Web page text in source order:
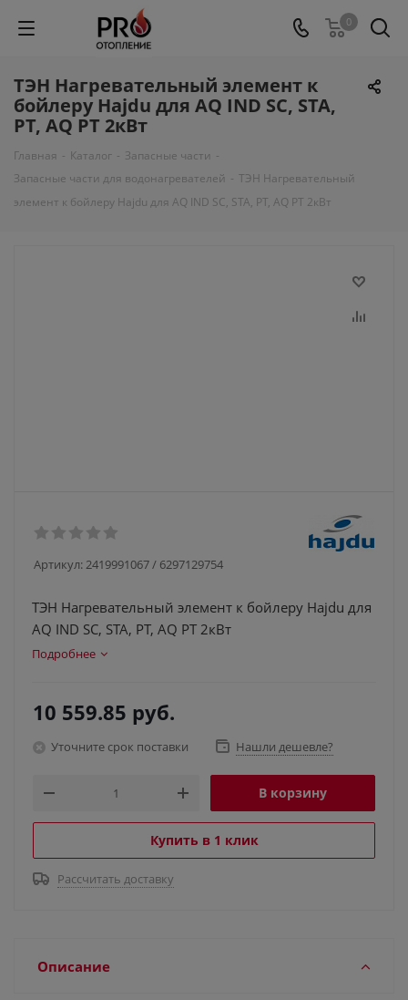
0
ТЭН Нагревательный элемент к
бойлеру Hajdu для AQ IND SC, STA,
PT, AQ PT 2кВт
Главная - Каталог - Запасные части -
Запасные части для водонагревателей - ТЭН Нагревательный
элемент к бойлеру Hajdu для AQ IND SC, STA, PT, AQ PT 2кВт
Артикул:2419991067 / 6297129754
ТЭН Нагревательный элемент к бойлеру Hajdu для
AQ IND SC, STA, PT, AQ PT 2кВт
Подробнее
10 559.85 руб.
Уточните срок поставки Нашли дешевле?
В корзину
Купить в 1 клик
Рассчитать доставку
Описание